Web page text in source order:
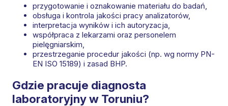
przygotowanie i oznakowanie materiału do badań,
obsługa i kontrola jakości pracy analizatorów,
interpretacja wyników i ich autoryzacja,
współpraca z lekarzami oraz personelem
pielęgniarskim,
przestrzeganie procedur jakości (np. wg normy PN-
EN ISO 15189) i zasad BHP.
Gdzie pracuje diagnosta
laboratoryjny w Toruniu?